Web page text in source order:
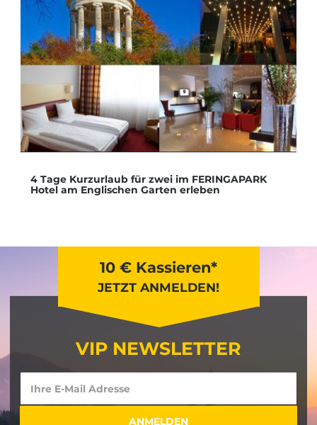
4 Tage Kurzurlaub für zwei im FERINGAPARK
Hotel am Englischen Garten erleben
10 € Kassieren*
JETZT ANMELDEN!
VIP NEWSLETTER